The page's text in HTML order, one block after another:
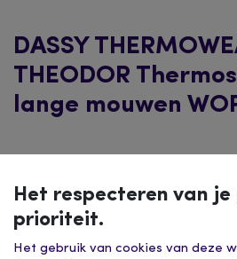
DASSY
THEODOR
lange mouwen
Het respecteren van
prioriteit.
Het gebruik van cookies van deze